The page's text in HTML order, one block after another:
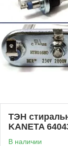
ТЭН
KANETA
В наличии